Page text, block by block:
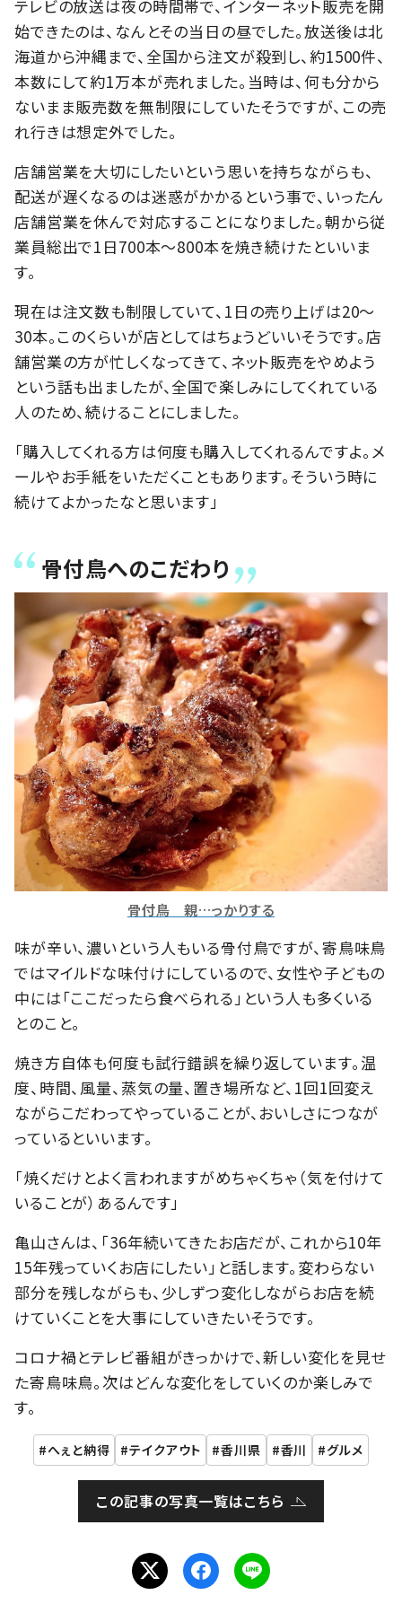
テレビの放送は夜の時間帯で、インターネット販売を開
始できたのは、なんとその当日の昼でした。放送後は北
海道から沖縄まで、全国から注文が殺到し、約1500件、
本数にして約1万本が売れました。当時は、何も分から
ないまま販売数を無制限にしていたそうですが、この売
れ行きは想定外でした。
店舗営業を大切にしたいという思いを持ちながらも、
配送が遅くなるのは迷惑がかかるという事で、いったん
店舗営業を休んで対応することになりました。朝から従
業員総出で1日700本～800本を焼き続けたといいま
す。
現在は注文数も制限していて、1日の売り上げは20～
30本。このくらいが店としてはちょうどいいそうです。店
舗営業の方が忙しくなってきて、ネット販売をやめよう
という話も出ましたが、全国で楽しみにしてくれている
人のため、続けることにしました。
「購入してくれる方は何度も購入してくれるんですよ。メ
ールやお手紙をいただくこともあります。そういう時に
続けてよかったなと思います」
骨付鳥へのこだわり
骨付鳥 親…っかりする
味が辛い、濃いという人もいる骨付鳥ですが、寄鳥味鳥
ではマイルドな味付けにしているので、女性や子どもの
中には「ここだったら食べられる」という人も多くいる
とのこと。
焼き方自体も何度も試行錯誤を繰り返しています。温
度、時間、風量、蒸気の量、置き場所など、1回1回変え
ながらこだわってやっていることが、おいしさにつなが
っているといいます。
「焼くだけとよく言われますがめちゃくちゃ（気を付けて
いることが）あるんです」
亀山さんは、「36年続いてきたお店だが、これから10年
15年残っていくお店にしたい」と話します。変わらない
部分を残しながらも、少しずつ変化しながらお店を続
けていくことを大事にしていきたいそうです。
コロナ禍とテレビ番組がきっかけで、新しい変化を見せ
た寄鳥味鳥。次はどんな変化をしていくのか楽しみで
す。
へぇと納得 テイクアウト 香川県 香川 グルメ
この記事の写真一覧はこちら